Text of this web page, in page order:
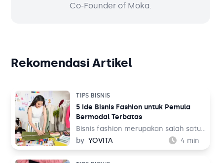
Co-Founder of Moka.
Rekomendasi Artikel
TIPS BISNIS
5 Ide Bisnis Fashion untuk Pemula
Bermodal Terbatas
Bisnis fashion merupakan salah satu
bisnis yang tak akan pernah mati.
Sebab, pada dasarnya setiap orang
by YOVITA 4 min